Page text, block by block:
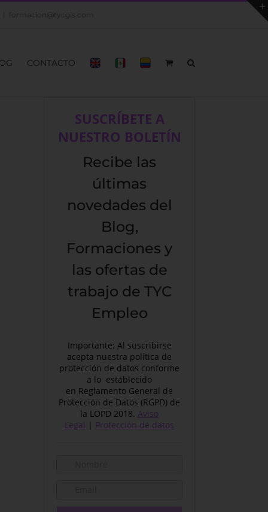
formacion@tycgis.com
CONTACTO
SUSCRÍBETE A
NUESTRO BOLETÍN
Recibe las
últimas
novedades del
Blog,
Formaciones y
las ofertas de
trabajo de TYC
Empleo
Importante: Al suscribirse
acepta nuestra política de
protección de datos conforme
a lo establecido
en Reglamento General de
Protección de Datos (RGPD) de
la LOPD 2018. Aviso
Legal | Protección de datos